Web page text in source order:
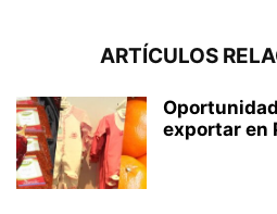
ARTÍCULOS
exportar en